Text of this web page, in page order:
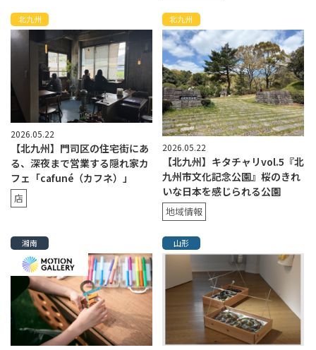
北九州
2026.05.22
【北九州】門司区の住宅街にあ
る、深夜まで営業する隠れ家カ
フェ「cafuné（カフネ）」
店
北九州
2026.05.22
【北九州】キタチャリvol.5『北
九州市文化記念公園』桜のきれ
いな日本を感じられる公園
地域情報
湘南 山形